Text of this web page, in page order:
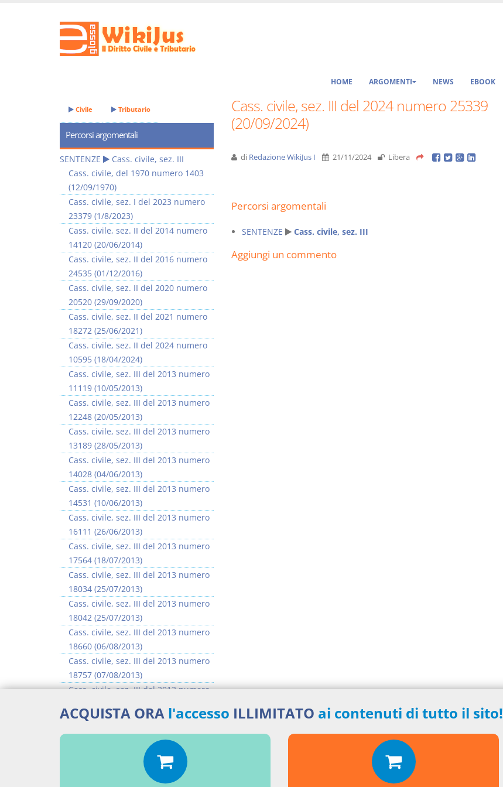
HOME ARGOMENTI NEWS EBOOK
Cass. civile, sez. III del 2024 numero 25339
(20/09/2024)
di Redazione WikiJus I 21/11/2024 Libera
Percorsi argomentali
SENTENZE Cass. civile, sez. III
Aggiungi un commento
Civile Tributario
Percorsi argomentali
SENTENZE
Cass. civile, sez. III
Cass. civile, del 1970 numero 1403
(12/09/1970)
Cass. civile, sez. I del 2023 numero
23379 (1/8/2023)
Cass. civile, sez. II del 2014 numero
14120 (20/06/2014)
Cass. civile, sez. II del 2016 numero
24535 (01/12/2016)
Cass. civile, sez. II del 2020 numero
20520 (29/09/2020)
Cass. civile, sez. II del 2021 numero
18272 (25/06/2021)
Cass. civile, sez. II del 2024 numero
10595 (18/04/2024)
Cass. civile, sez. III del 2013 numero
11119 (10/05/2013)
Cass. civile, sez. III del 2013 numero
12248 (20/05/2013)
Cass. civile, sez. III del 2013 numero
13189 (28/05/2013)
Cass. civile, sez. III del 2013 numero
14028 (04/06/2013)
Cass. civile, sez. III del 2013 numero
14531 (10/06/2013)
Cass. civile, sez. III del 2013 numero
16111 (26/06/2013)
Cass. civile, sez. III del 2013 numero
17564 (18/07/2013)
Cass. civile, sez. III del 2013 numero
18034 (25/07/2013)
Cass. civile, sez. III del 2013 numero
18042 (25/07/2013)
Cass. civile, sez. III del 2013 numero
18660 (06/08/2013)
Cass. civile, sez. III del 2013 numero
18757 (07/08/2013)
Cass. civile, sez. III del 2013 numero
Cass. civile, sez. III del 2013 numero
18923 (08/08/2013)
>> Vai all'argomento completo
ACQUISTA ORA l'accesso ILLIMITATO ai contenuti di tutto il sito!